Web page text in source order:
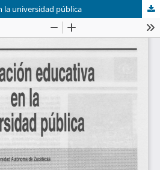
la universidad pública